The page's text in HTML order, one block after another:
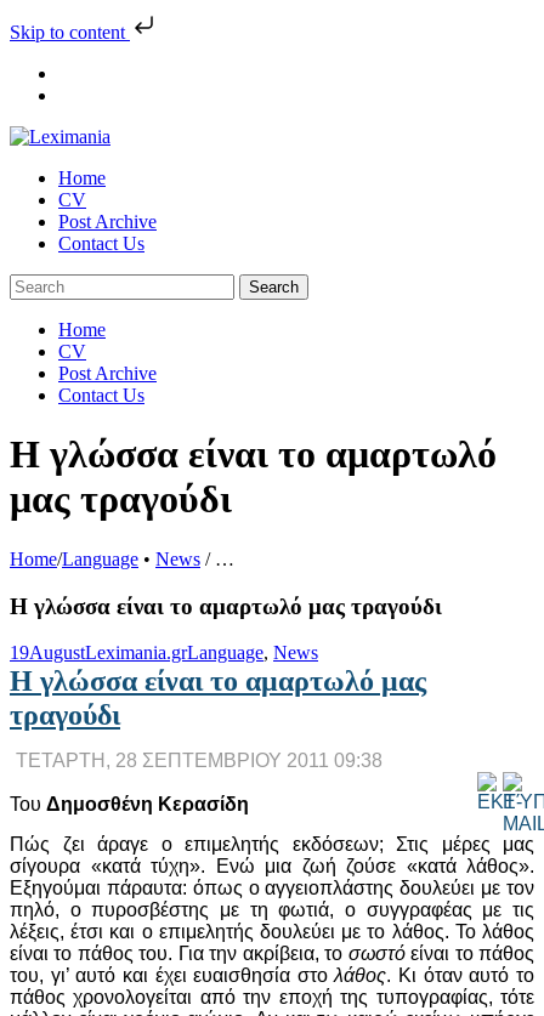
Skip to content
Skip
Home
CV
Post Archive
Contact Us
Home
CV
Post Archive
Contact Us
Η γλώσσα είναι το αμαρτωλό
μας τραγούδι
Home/Language • News /…
Η γλώσσα είναι το αμαρτωλό μας τραγούδι
19AugustLeximania.grLanguage, News
Η γλώσσα είναι το αμαρτωλό μας
τραγούδι
ΤΕΤΑΡΤΗ, 28 ΣΕΠΤΕΜΒΡΙΟΥ 2011 09:38
Του Δημοσθένη Κερασίδη
Πώς ζει άραγε ο επιμελητής εκδόσεων; Στις μέρες μας
σίγουρα «κατά τύχη». Ενώ μια ζωή ζούσε «κατά λάθος».
Εξηγούμαι πάραυτα: όπως ο αγγειοπλάστης δουλεύει με τον
πηλό, ο πυροσβέστης με τη φωτιά, ο συγγραφέας με τις
λέξεις, έτσι και ο επιμελητής δουλεύει με το λάθος. Το λάθος
είναι το πάθος του. Για την ακρίβεια, το σωστόείναι το πάθος
του, γι’ αυτό και έχει ευαισθησία στολάθος. Κι όταν αυτό το
πάθος χρονολογείται από την εποχή της τυπογραφίας, τότε